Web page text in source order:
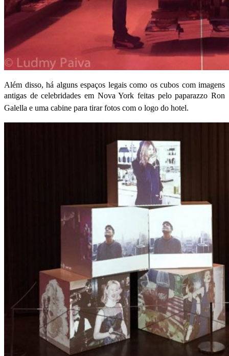
Além disso, há alguns espaços legais como os cubos com imagens
antigas de celebridades em Nova York feitas pelopaparazzo Ron
Galella e uma cabine para tirar fotos com o logo do hotel.